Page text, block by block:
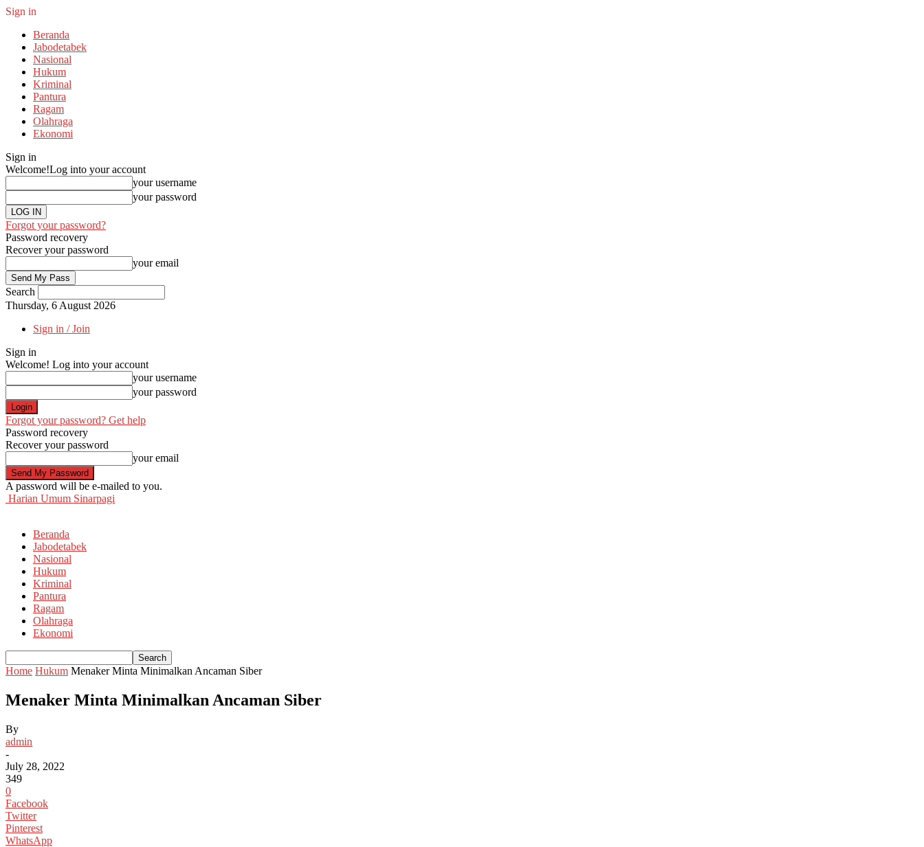
Sign in
Beranda
Jabodetabek
Nasional
Hukum
Kriminal
Pantura
Ragam
Olahraga
Ekonomi
Sign in
Welcome!Log into your account
your username
your password
Forgot your password?
Password recovery
Recover your password
your email
Search
Thursday, 6 August 2026
Sign in / Join
Sign in
Welcome! Log into your account
your username
your password
Forgot your password? Get help
Password recovery
Recover your password
your email
A password will be e-mailed to you.
Harian Umum Sinarpagi
Beranda
Jabodetabek
Nasional
Hukum
Kriminal
Pantura
Ragam
Olahraga
Ekonomi
Home Hukum Menaker Minta Minimalkan Ancaman Siber
Menaker Minta Minimalkan Ancaman Siber
By
admin
-
July 28, 2022
349
0
Facebook
Twitter
Pinterest
WhatsApp